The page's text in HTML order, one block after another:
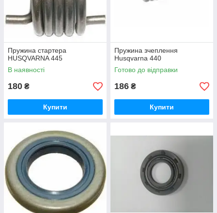
Пружина стартера
HUSQVARNA 445
В наявності
180 ₴
Купити
Пружина зчеплення
Husqvarna 440
Готово до відправки
186 ₴
Купити